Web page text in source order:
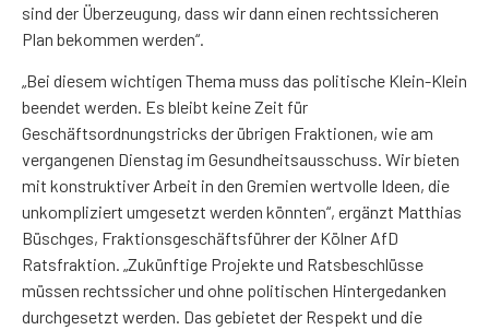
sind der Überzeugung, dass wir dann einen rechtssicheren
Plan bekommen werden“.
„Bei diesem wichtigen Thema muss das politische Klein-Klein
beendet werden. Es bleibt keine Zeit für
Geschäftsordnungstricks der übrigen Fraktionen, wie am
vergangenen Dienstag im Gesundheitsausschuss. Wir bieten
mit konstruktiver Arbeit in den Gremien wertvolle Ideen, die
unkompliziert umgesetzt werden könnten“, ergänzt Matthias
Büschges, Fraktionsgeschäftsführer der Kölner AfD
Ratsfraktion. „Zukünftige Projekte und Ratsbeschlüsse
müssen rechtssicher und ohne politischen Hintergedanken
durchgesetzt werden. Das gebietet der Respekt und die